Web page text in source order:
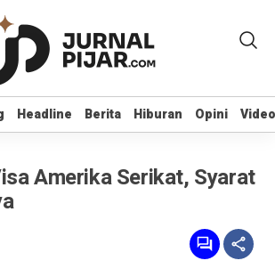
Headline Berita Hiburan Opini Video
Headline Berita Hiburan Opini Video
Amerika Serikat, Syarat